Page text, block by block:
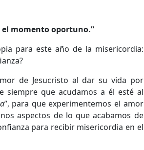
momento oportuno.”
para este año de la misericordia:
de Jesucristo al dar su vida por
siempre que acudamos a él esté al
”, para que experimentemos el amor
aspectos de lo que acabamos de
para recibir misericordia en el